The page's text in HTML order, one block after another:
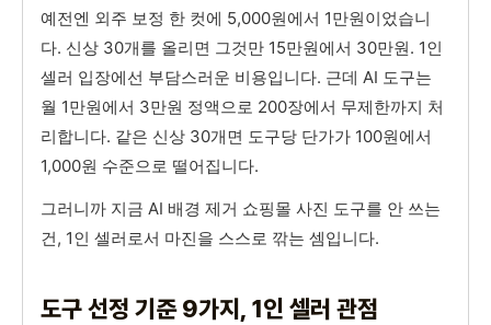
예전엔 외주 보정 한 컷에 5,000원에서 1만원이었습니
다. 신상 30개를 올리면 그것만 15만원에서 30만원. 1인
셀러 입장에선 부담스러운 비용입니다. 근데 AI 도구는
월 1만원에서 3만원 정액으로 200장에서 무제한까지 처
리합니다. 같은 신상 30개면 도구당 단가가 100원에서
1,000원 수준으로 떨어집니다.
그러니까 지금 AI 배경 제거 쇼핑몰 사진 도구를 안 쓰는
건, 1인 셀러로서 마진을 스스로 깎는 셈입니다.
도구 선정 기준 9가지, 1인 셀러 관점